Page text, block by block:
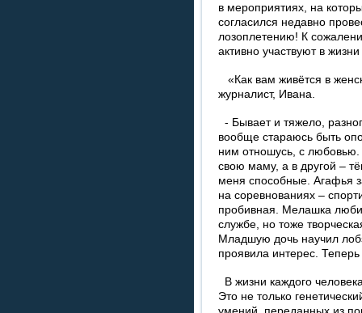
в мероприятиях, на
согласился недавно
лозоплетению! К
активно участвуют в
«Как вам живётся в
журналист, Ивана.
- Бывает и тяжело,
вообще стараюсь быть
ним отношусь, с
свою маму, а в другой –
меня способные. Агафья
на соревнованиях –
пробивная. Мелашка
службе, но тоже
Младшую дочь научил
проявила интерес.
В жизни каждого
Это не только